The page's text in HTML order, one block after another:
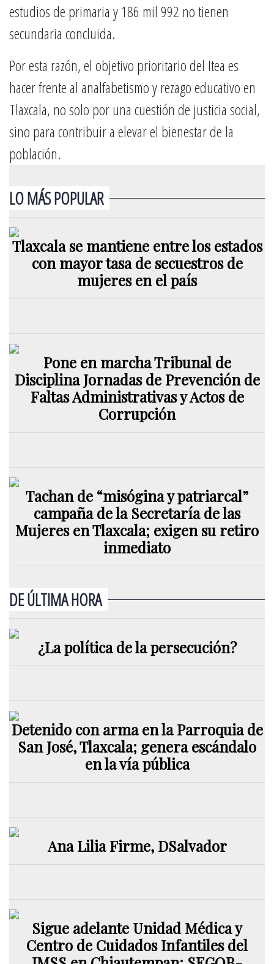
estudios de primaria y 186 mil 992 no tienen
secundaria concluida.
Por esta razón, el objetivo prioritario del Itea es
hacer frente al analfabetismo y rezago educativo en
Tlaxcala, no solo por una cuestión de justicia social,
sino para contribuir a elevar el bienestar de la
población.
LO MÁS POPULAR
Tlaxcala se mantiene entre los estados
con mayor tasa de secuestros de
mujeres en el país
Pone en marcha Tribunal de
Disciplina Jornadas de Prevención de
Faltas Administrativas y Actos de
Corrupción
Tachan de “misógina y patriarcal”
campaña de la Secretaría de las
Mujeres en Tlaxcala; exigen su retiro
inmediato
DE ÚLTIMA HORA
¿La política de la persecución?
Detenido con arma en la Parroquia de
San José, Tlaxcala; genera escándalo
en la vía pública
Ana Lilia Firme, DSalvador
Sigue adelante Unidad Médica y
Centro de Cuidados Infantiles del